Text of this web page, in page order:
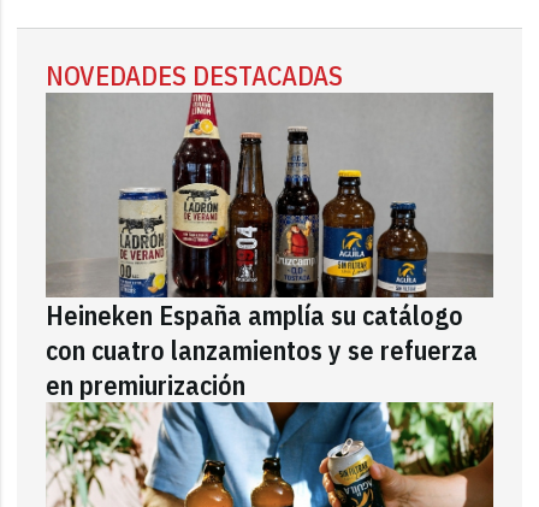
NOVEDADES DESTACADAS
Heineken España amplía su catálogo
con cuatro lanzamientos y se refuerza
en premiurización